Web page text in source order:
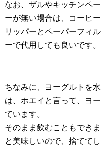
なお、ザルやキッチンペ
ーが無い場合は、コーヒ
リッパーとペーパーフィ
ーで代用しても良いです。
ちなみに、ヨーグルトを
は、ホエイと言って、ヨ
ています。
そのまま飲むこともでき
と美味しいので、捨てて